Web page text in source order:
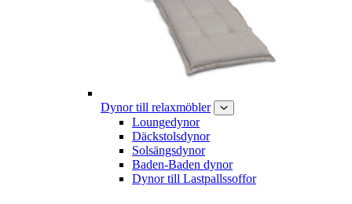
Dynor till relaxmöbler
Loungedynor
Däckstolsdynor
Solsängsdynor
Baden-Baden dynor
Dynor till Lastpallssoffor